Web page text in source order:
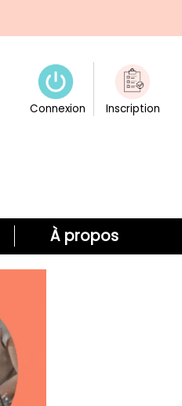
Connexion Inscription
À propos